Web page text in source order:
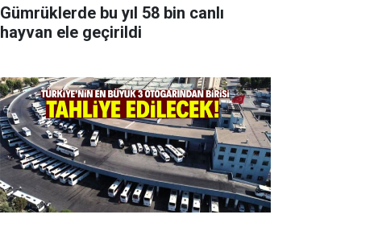
Gümrüklerde bu yıl 58 bin canlı
hayvan ele geçirildi